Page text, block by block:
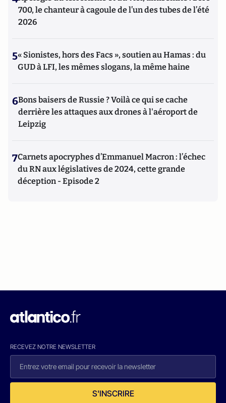
700, le chanteur à cagoule de l’un des tubes de l’été
2026
5« Sionistes, hors des Facs », soutien au Hamas : du
GUD à LFI, les mêmes slogans, la même haine
6Bons baisers de Russie ? Voilà ce qui se cache
derrière les attaques aux drones à l'aéroport de
Leipzig
7Carnets apocryphes d’Emmanuel Macron : l’échec
du RN aux législatives de 2024, cette grande
déception - Episode 2
RECEVEZ NOTRE NEWSLETTER
S'INSCRIRE